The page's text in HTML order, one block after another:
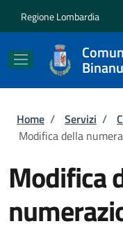
Regione Lombardia
Briciole di
Home / Servizi /
Modifica della
Modifica